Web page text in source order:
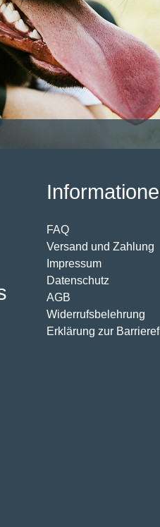
FAQ
Versand und Zahlung
Impressum
Datenschutz
AGB
Widerrufsbelehrung
Erklärung zur